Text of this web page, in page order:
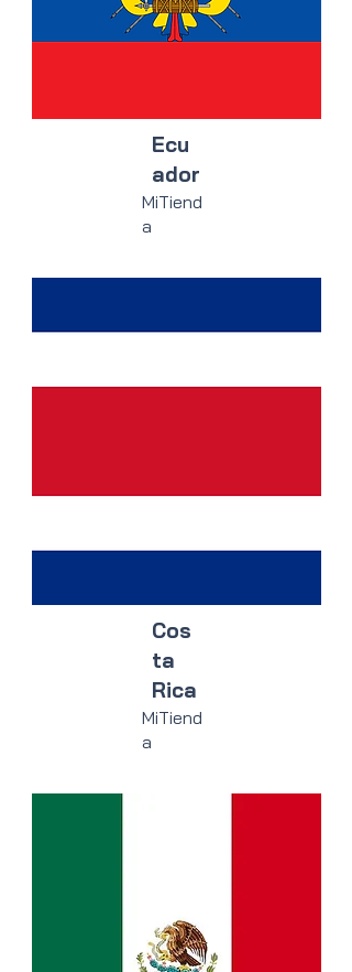
Ecu
ador
MiTiend
a
Cos
ta
Rica
MiTiend
a